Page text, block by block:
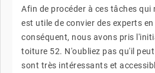
Afin de procéder à ces tâches qui
est utile de convier des experts
conséquent, nous avons pris
toiture 52. N'oubliez pas qu'il
sont très intéressants et